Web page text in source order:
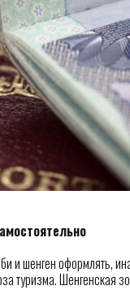
и шенген оформлять,
туризма. Шенгенская